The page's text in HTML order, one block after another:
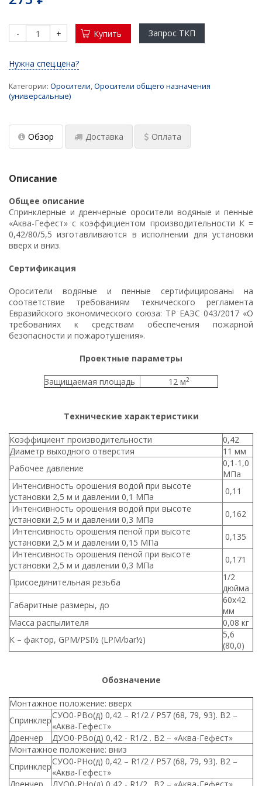
(установки)
Проектирование насосных установок
пожаротушения
Мембранные расширительные баки:
Водонагреватель для современного жилого
Водонагреватели для душевых
Обновленный калькулятор для подбора
промышленного электрического
водонагревателя
пожаротушения
Водонагреватели для стадионов и спортзалов
Промышленный водонагреватель для цеха
Промышленные водонагреватели для
многоквартирных домов
Водонагреватель для фитнесс-центра и ФОК
Расчет пластинчатого теплообменника
Схема подключения бойлера (водонагревателя)
с системе ГВС
- + Купить Запрос ТКП
Нужна спец.цена?
Категории: Оросители,Оросители общего назначения
(универсальные)
Обзор Доставка Оплата
Описание
Общее описание
Спринклерные и дренчерные оросители водяные и пенные
«Аква-Гефест» с коэффициентом производительности К =
0,42/80/5,5 изготавливаются в исполнении для установки
вверх и вниз.
Сертификация
Оросители водяные и пенные сертифицированы на
соответствие требованиям технического регламента
Евразийского экономического союза: ТР ЕАЭС 043/2017 «О
требованиях к средствам обеспечения пожарной
безопасности и пожаротушения».
Проектные параметры
Защищаемая площадь 12 м2
Технические характеристики
Коэффициент производительности
0,42
Диаметр выходного отверстия
11 мм
Рабочее давление
0,1-1,0
МПа
Интенсивность орошения водой при высоте
установки 2,5 м и давлении 0,1 МПа
0,11
Интенсивность орошения водой при высоте
установки 2,5 м и давлении 0,3 МПа
0,162
Интенсивность орошения пеной при высоте
установки 2,5 м и давлении 0,15 МПа
0,135
Интенсивность орошения пеной при высоте
установки 2,5 м и давлении 0,3 МПа
0,171
Присоединительная резьба
1/2
дюйма
Габаритные размеры, до
60х42
мм
Масса распылителя
0,08 кг
К – фактор, GPM/PSI½ (LPM/bar½)
5,6
(80,0)
Обозначение
Монтажное положение: вверх
СпринклерСУО0-РВо(д) 0,42 – R1/2 / P57 (68, 79, 93). B2 –
«Аква-Гефест»
Дренчер
ДУО0-РВо(д) 0,42 - R1/2 . B2 – «Аква-Гефест»
Монтажное положение: вниз
СпринклерСУО0-РНо(д) 0,42 – R1/2 / P57 (68, 79, 93). B2 –
«Аква-Гефест»